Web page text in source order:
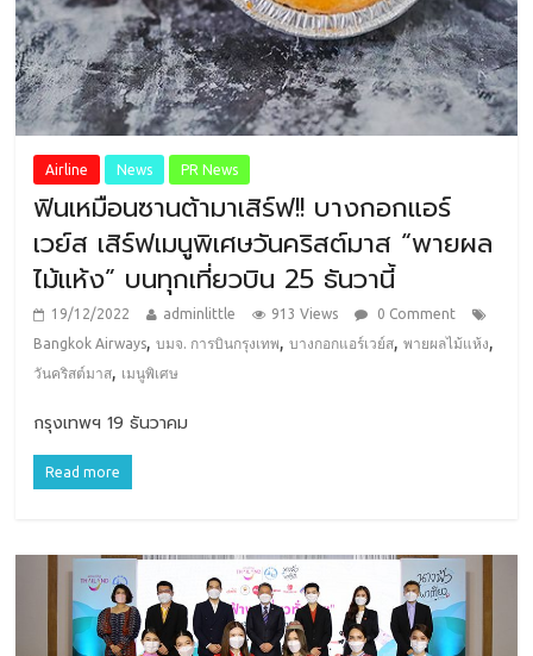
Airline News PR News
ฟินเหมือนซานต้ามาเสิร์ฟ!! บางกอกแอร์
เวย์ส เสิร์ฟเมนูพิเศษวันคริสต์มาส “พายผล
ไม้แห้ง” บนทุกเที่ยวบิน 25 ธันวานี้
19/12/2022 adminlittle 913 Views
0 Comment
Bangkok Airways,บมจ. การบินกรุงเทพ,บางกอกแอร์เวย์ส,พายผลไม้แห้ง,
วันคริสต์มาส, เมนูพิเศษ
กรุงเทพฯ 19 ธันวาคม
Read more